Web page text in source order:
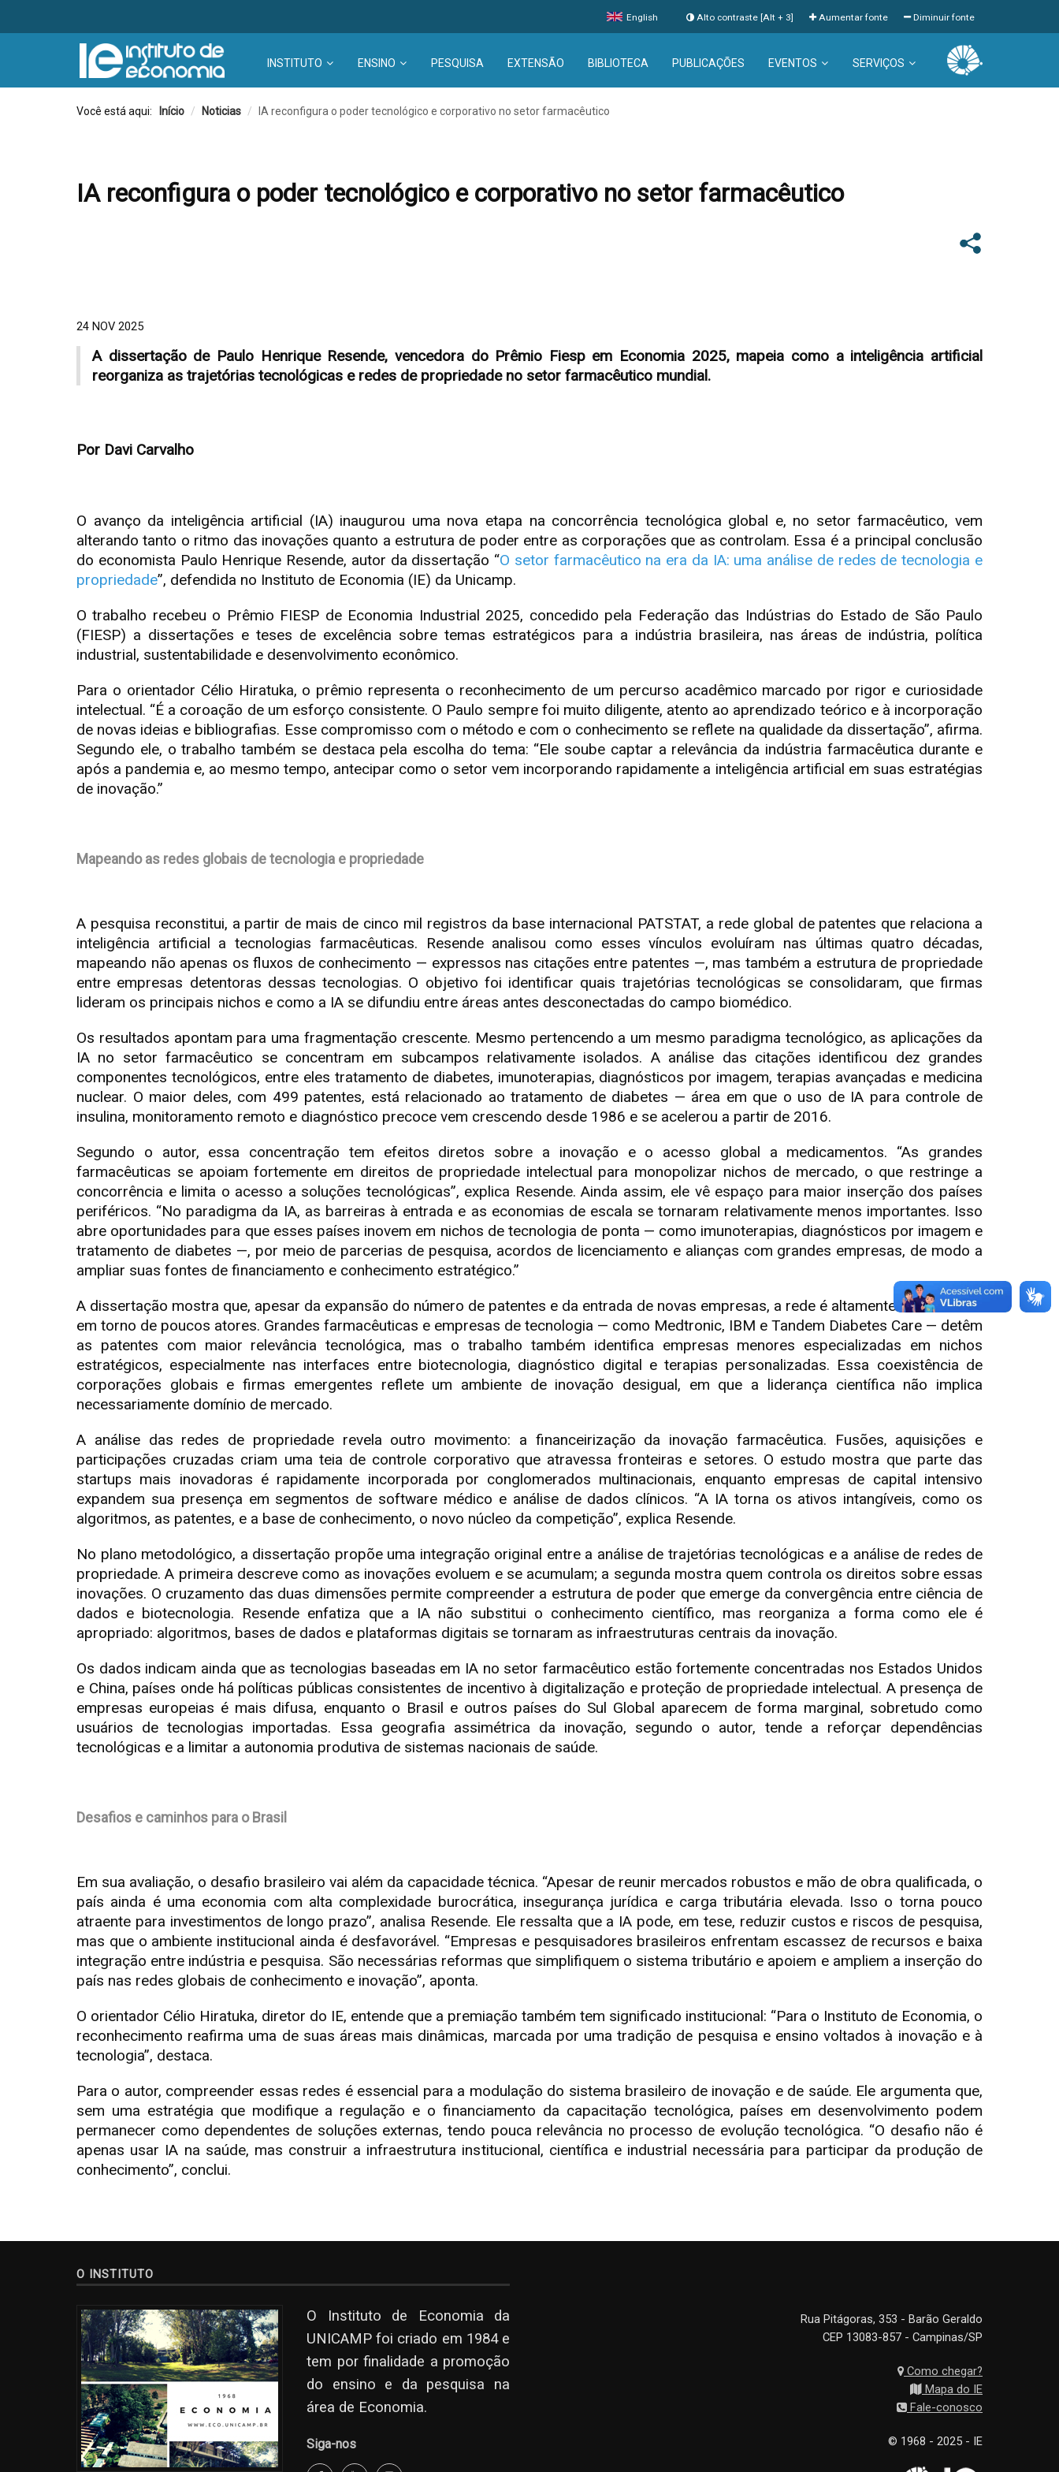
English Diminuir fonte
Aumentar fonte
Alto contraste [Alt + 3]
INSTITUTO ENSINO PESQUISA EXTENSÃO BIBLIOTECA PUBLICAÇÕES EVENTOS SERVIÇOS
Você está aqui: Início / Noticias / IA reconfigura o poder tecnológico e corporativo no setor farmacêutico
IA reconfigura o poder tecnológico e corporativo no setor farmacêutico
24 NOV 2025
A dissertação de Paulo Henrique Resende, vencedora do Prêmio Fiesp em Economia 2025, mapeia como a inteligência artificial
reorganiza as trajetórias tecnológicas e redes de propriedade no setor farmacêutico mundial.
Por Davi Carvalho
O avanço da inteligência artificial (IA) inaugurou uma nova etapa na concorrência tecnológica global e, no setor farmacêutico, vem
alterando tanto o ritmo das inovações quanto a estrutura de poder entre as corporações que as controlam. Essa é a principal conclusão
do economista Paulo Henrique Resende, autor da dissertação “O setor farmacêutico na era da IA: uma análise de redes de tecnologia e
propriedade”, defendida no Instituto de Economia (IE) da Unicamp.
O trabalho recebeu o Prêmio FIESP de Economia Industrial 2025, concedido pela Federação das Indústrias do Estado de São Paulo
(FIESP) a dissertações e teses de excelência sobre temas estratégicos para a indústria brasileira, nas áreas de indústria, política
industrial, sustentabilidade e desenvolvimento econômico.
Para o orientador Célio Hiratuka, o prêmio representa o reconhecimento de um percurso acadêmico marcado por rigor e curiosidade
intelectual. “É a coroação de um esforço consistente. O Paulo sempre foi muito diligente, atento ao aprendizado teórico e à incorporação
de novas ideias e bibliografias. Esse compromisso com o método e com o conhecimento se reflete na qualidade da dissertação”, afirma.
Segundo ele, o trabalho também se destaca pela escolha do tema: “Ele soube captar a relevância da indústria farmacêutica durante e
após a pandemia e, ao mesmo tempo, antecipar como o setor vem incorporando rapidamente a inteligência artificial em suas estratégias
de inovação.”
Mapeando as redes globais de tecnologia e propriedade
A pesquisa reconstitui, a partir de mais de cinco mil registros da base internacional PATSTAT, a rede global de patentes que relaciona a
inteligência artificial a tecnologias farmacêuticas. Resende analisou como esses vínculos evoluíram nas últimas quatro décadas,
mapeando não apenas os fluxos de conhecimento — expressos nas citações entre patentes —, mas também a estrutura de propriedade
entre empresas detentoras dessas tecnologias. O objetivo foi identificar quais trajetórias tecnológicas se consolidaram, que firmas
lideram os principais nichos e como a IA se difundiu entre áreas antes desconectadas do campo biomédico.
Os resultados apontam para uma fragmentação crescente. Mesmo pertencendo a um mesmo paradigma tecnológico, as aplicações da
IA no setor farmacêutico se concentram em subcampos relativamente isolados. A análise das citações identificou dez grandes
componentes tecnológicos, entre eles tratamento de diabetes, imunoterapias, diagnósticos por imagem, terapias avançadas e medicina
nuclear. O maior deles, com 499 patentes, está relacionado ao tratamento de diabetes — área em que o uso de IA para controle de
insulina, monitoramento remoto e diagnóstico precoce vem crescendo desde 1986 e se acelerou a partir de 2016.
Segundo o autor, essa concentração tem efeitos diretos sobre a inovação e o acesso global a medicamentos. “As grandes
farmacêuticas se apoiam fortemente em direitos de propriedade intelectual para monopolizar nichos de mercado, o que restringe a
concorrência e limita o acesso a soluções tecnológicas”, explica Resende. Ainda assim, ele vê espaço para maior inserção dos países
periféricos. “No paradigma da IA, as barreiras à entrada e as economias de escala se tornaram relativamente menos importantes. Isso
abre oportunidades para que esses países inovem em nichos de tecnologia de ponta — como imunoterapias, diagnósticos por imagem e
tratamento de diabetes —, por meio de parcerias de pesquisa, acordos de licenciamento e alianças com grandes empresas, de modo a
ampliar suas fontes de financiamento e conhecimento estratégico.”
A dissertação mostra que, apesar da expansão do número de patentes e da entrada de novas empresas, a rede é altamente concentrada
em torno de poucos atores. Grandes farmacêuticas e empresas de tecnologia — como Medtronic, IBM e Tandem Diabetes Care — detêm
as patentes com maior relevância tecnológica, mas o trabalho também identifica empresas menores especializadas em nichos
estratégicos, especialmente nas interfaces entre biotecnologia, diagnóstico digital e terapias personalizadas. Essa coexistência de
corporações globais e firmas emergentes reflete um ambiente de inovação desigual, em que a liderança científica não implica
necessariamente domínio de mercado.
A análise das redes de propriedade revela outro movimento: a financeirização da inovação farmacêutica. Fusões, aquisições e
participações cruzadas criam uma teia de controle corporativo que atravessa fronteiras e setores. O estudo mostra que parte das
startups mais inovadoras é rapidamente incorporada por conglomerados multinacionais, enquanto empresas de capital intensivo
expandem sua presença em segmentos de software médico e análise de dados clínicos. “A IA torna os ativos intangíveis, como os
algoritmos, as patentes, e a base de conhecimento, o novo núcleo da competição”, explica Resende.
No plano metodológico, a dissertação propõe uma integração original entre a análise de trajetórias tecnológicas e a análise de redes de
propriedade. A primeira descreve como as inovações evoluem e se acumulam; a segunda mostra quem controla os direitos sobre essas
inovações. O cruzamento das duas dimensões permite compreender a estrutura de poder que emerge da convergência entre ciência de
dados e biotecnologia. Resende enfatiza que a IA não substitui o conhecimento científico, mas reorganiza a forma como ele é
apropriado: algoritmos, bases de dados e plataformas digitais se tornaram as infraestruturas centrais da inovação.
Os dados indicam ainda que as tecnologias baseadas em IA no setor farmacêutico estão fortemente concentradas nos Estados Unidos
e China, países onde há políticas públicas consistentes de incentivo à digitalização e proteção de propriedade intelectual. A presença de
empresas europeias é mais difusa, enquanto o Brasil e outros países do Sul Global aparecem de forma marginal, sobretudo como
usuários de tecnologias importadas. Essa geografia assimétrica da inovação, segundo o autor, tende a reforçar dependências
tecnológicas e a limitar a autonomia produtiva de sistemas nacionais de saúde.
Desafios e caminhos para o Brasil
Em sua avaliação, o desafio brasileiro vai além da capacidade técnica. “Apesar de reunir mercados robustos e mão de obra qualificada, o
país ainda é uma economia com alta complexidade burocrática, insegurança jurídica e carga tributária elevada. Isso o torna pouco
atraente para investimentos de longo prazo”, analisa Resende. Ele ressalta que a IA pode, em tese, reduzir custos e riscos de pesquisa,
mas que o ambiente institucional ainda é desfavorável. “Empresas e pesquisadores brasileiros enfrentam escassez de recursos e baixa
integração entre indústria e pesquisa. São necessárias reformas que simplifiquem o sistema tributário e apoiem e ampliem a inserção do
país nas redes globais de conhecimento e inovação”, aponta.
O orientador Célio Hiratuka, diretor do IE, entende que a premiação também tem significado institucional: “Para o Instituto de Economia, o
reconhecimento reafirma uma de suas áreas mais dinâmicas, marcada por uma tradição de pesquisa e ensino voltados à inovação e à
tecnologia”, destaca.
Para o autor, compreender essas redes é essencial para a modulação do sistema brasileiro de inovação e de saúde. Ele argumenta que,
sem uma estratégia que modifique a regulação e o financiamento da capacitação tecnológica, países em desenvolvimento podem
permanecer como dependentes de soluções externas, tendo pouca relevância no processo de evolução tecnológica. “O desafio não é
apenas usar IA na saúde, mas construir a infraestrutura institucional, científica e industrial necessária para participar da produção de
conhecimento”, conclui.
O INSTITUTO
O Instituto de Economia da
UNICAMP foi criado em 1984 e
tem por finalidade a promoção
do ensino e da pesquisa na
área de Economia.
Siga-nos
Rua Pitágoras, 353 - Barão Geraldo
CEP 13083-857 - Campinas/SP
Como chegar?
Mapa do IE
Fale-conosco
© 1968 - 2025 - IE